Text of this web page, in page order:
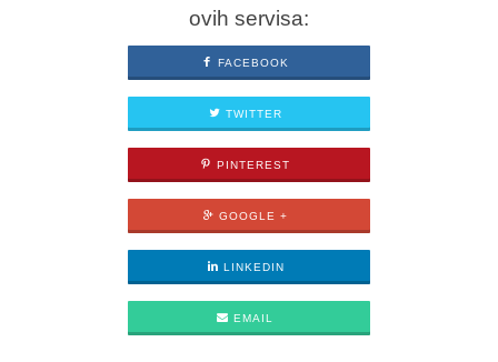
ovih servisa:
FACEBOOK
TWITTER
PINTEREST
GOOGLE +
LINKEDIN
EMAIL